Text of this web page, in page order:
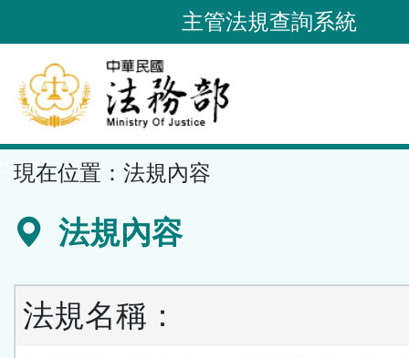
到
要
內
容
區
主管法規查詢系統
現在位置： 法規內容
法規內容
法規名稱：